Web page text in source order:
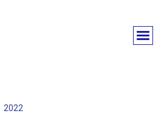
2022